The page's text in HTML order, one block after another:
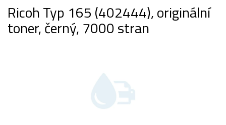
Ricoh Typ 165 (402444), originální
toner, černý, 7000 stran